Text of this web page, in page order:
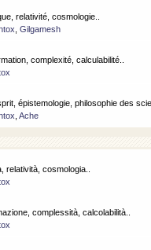
relativité, cosmologie..
Gilgamesh
complexité, calculabilité..
épistemologie, philosophie des
Ache
relatività, cosmologia..
complessità, calcolabilità..